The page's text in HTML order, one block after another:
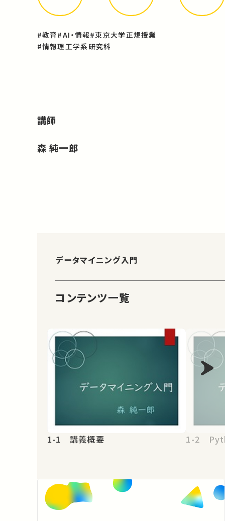
#教育#AI・情報#東京大学正規授業
#情報理工学系研究科
講師
森 純一郎
データマイニング入門
コンテンツ一覧
1-1 講義概要 1-2